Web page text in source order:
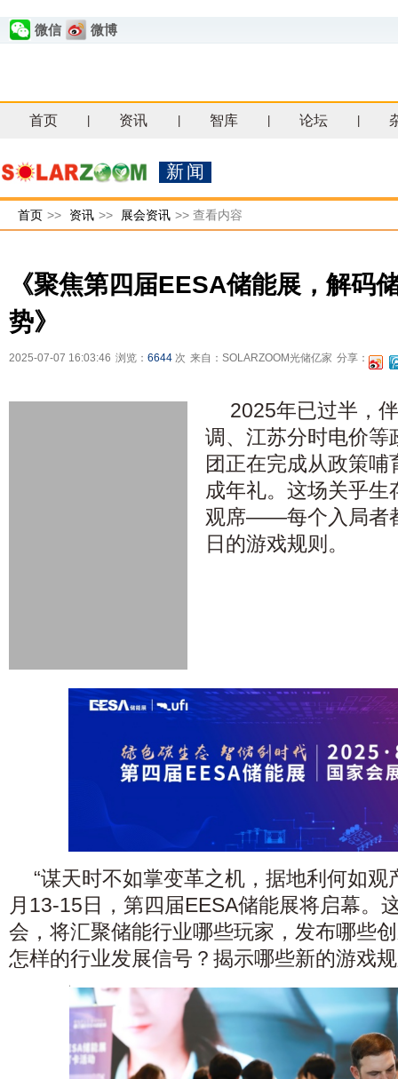
微信 微博
首页 资讯 智库 论坛
新闻
首页 >> 资讯 >> 展会资讯 >> 查看内容
《聚焦第四届EESA储能展，解码
势》
2025-07-07 16:03:46 浏览： 6644 次 来自：SOLARZOOM光储亿家 分享：
2025年已过半，
调、江苏分时电价等
团正在完成从政策
成年礼。这场关乎
观席——每个入局者
日的游戏规则。
“谋天时不如掌变革之机，据地利何如观
月13-15日，第四届EESA储能展将启幕。
会，将汇聚储能行业哪些玩家，发布哪些
怎样的行业发展信号？揭示哪些新的游戏